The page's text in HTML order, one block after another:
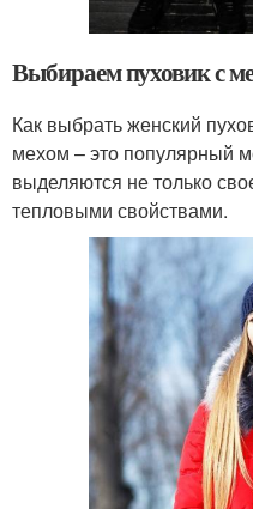
Выбираем пуховик с
Как выбрать женский
мехом – это популярный
выделяются не только
тепловыми свойствами.